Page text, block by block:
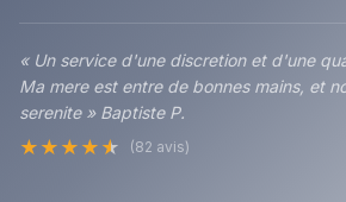
« Un service d'une discretion et d'une
Ma mere est entre de bonnes mains, et
serenite » Baptiste P.
★ ★ ★ ★ ★ (82 avis)